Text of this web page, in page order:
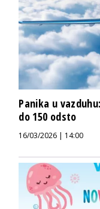
Panika u
do 150 odsto
16/03/2026 | 14:00